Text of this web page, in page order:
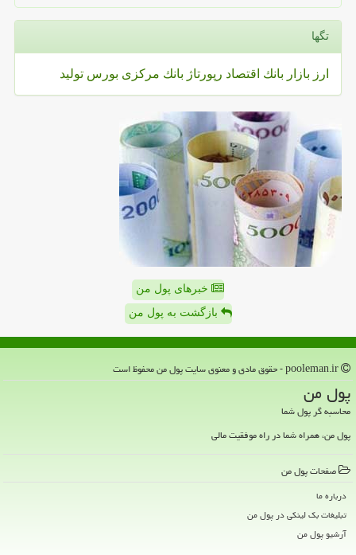
تگها
ارز بازار بانك اقتصاد رپورتاژ بانك مركزی بورس تولید
خبرهای پول من
بازگشت به پول من
پول من
محاسبه گر پول شما
پول من، همراه شما در راه موفقیت مالی
صفحات پول من
درباره ما
تبلیغات بک لینکی در پول من
آرشیو پول من